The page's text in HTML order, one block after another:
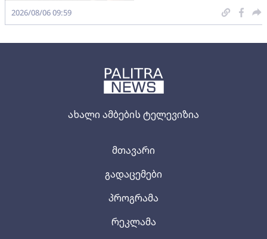
ახალი ამბების ტელევიზია
მთავარი
გადაცემები
პროგრამა
რეკლამა
2026/08/06 09:59